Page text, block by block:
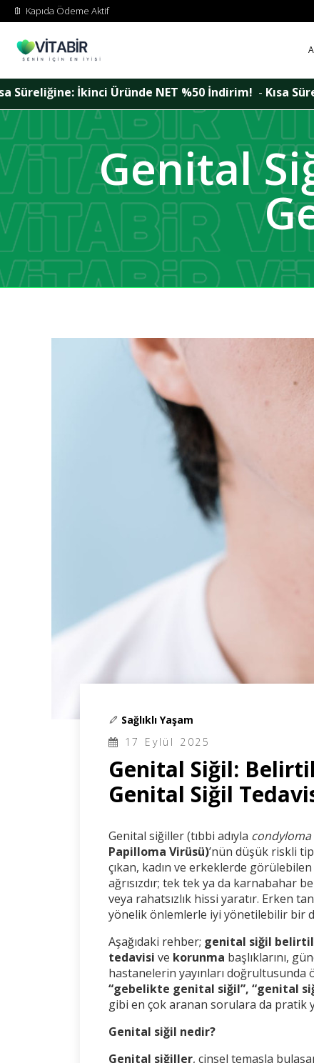
Kapıda Ödeme Aktif
NET %50 İndirim!-Kısa Süreliğine: İkinci Üründe
Genital
Sağlıklı Yaşam
17 Eylül 2025
Genital Siğil:
Genital Siğil
Genital siğiller (tıbbi adıyla
Papilloma Virüsü)’nün düşük riskli
çıkan, kadın ve erkeklerde
ağrısızdır; tek tek ya da karnabahar
veya rahatsızlık hissi yaratır. Erken
yönelik önlemlerle iyi yönetilebilir bir
Aşağıdaki rehber; genital siğil
tedavisi ve korunma başlıklarını,
hastanelerin yayınları doğrultusunda
“gebelikte genital siğil”, “genital
gibi en çok aranan sorulara da pratik
Genital siğil nedir?
Genital siğiller, cinsel temasla